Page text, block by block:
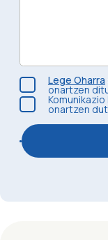
Lege Oharra
onartzen
onartzen